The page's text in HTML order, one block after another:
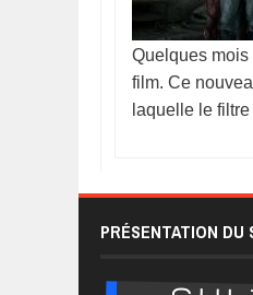
Quelques mois
film. Ce
laquelle le
PRÉSENTATION DU